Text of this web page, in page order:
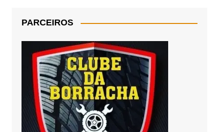
PARCEIROS